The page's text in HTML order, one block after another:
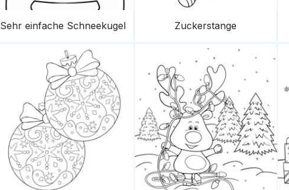
Sehr einfache Schneekugel Zuckerstange